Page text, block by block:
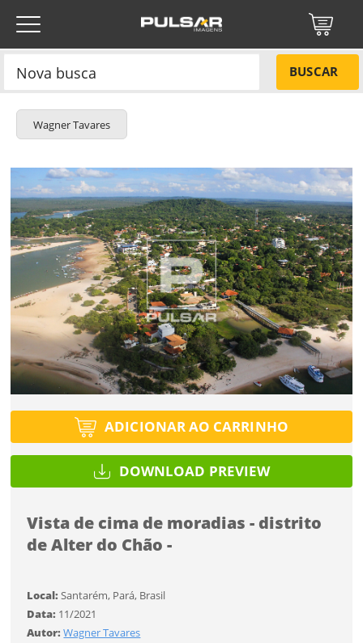
BUSCAR
Wagner Tavares
ADICIONAR AO CARRINHO
DOWNLOAD PREVIEW
Vista de cima de moradias - distrito
de Alter do Chão -
Local:Santarém, Pará, Brasil
Data: 11/2021
Autor:Wagner Tavares
Título do projeto
Tipo de projeto
Selecione
Formato
Tamanho
Códigos
Tipo de projeto
Utilização
Esqueci a senha
Você ainda não tem conta?
ENVIAR
Protegido por reCAPTCHA —Privacidade Termos
SALVAR
NÃO
SIM
Título do projeto
Tipo de projeto
Selecione
Formato
Tamanho
Tamanho PR$ 57,00
Tamanho MR$ 114,00
Tamanho GR$ 171,00